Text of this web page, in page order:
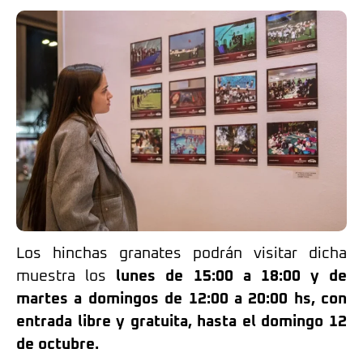
Los hinchas granates podrán visitar dicha
muestra los lunes de 15:00 a 18:00 y de
martes a domingos de 12:00 a 20:00 hs, con
entrada libre y gratuita, hasta el domingo 12
de octubre.